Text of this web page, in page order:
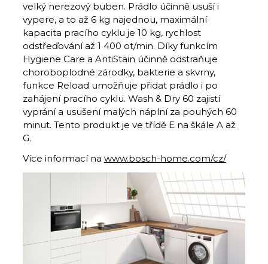
velký nerezový buben. Prádlo účinně usuší i
vypere, a to až 6 kg najednou, maximální
kapacita pracího cyklu je 10 kg, rychlost
odstřeďování až 1 400 ot/min. Díky funkcím
Hygiene Care a AntiStain účinně odstraňuje
choroboplodné zárodky, bakterie a skvrny,
funkce Reload umožňuje přidat prádlo i po
zahájení pracího cyklu. Wash & Dry 60 zajistí
vyprání a usušení malých náplní za pouhých 60
minut. Tento produkt je ve třídě E na škále A až
G.
Více informací na www.bosch-home.com/cz/